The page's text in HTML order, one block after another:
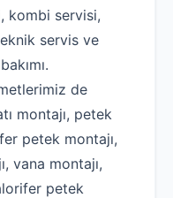
kombi servisi,
servis ve
de
montajı, petek
petek montajı,
vana montajı,
petek